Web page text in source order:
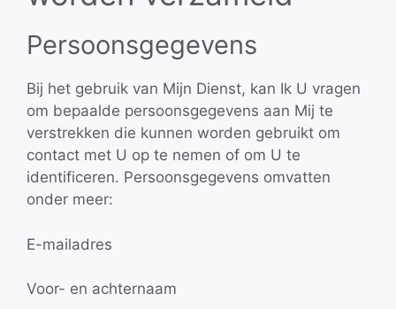
Persoonsgegevens
Bij het gebruik van Mijn Dienst, kan Ik U vragen
om bepaalde persoonsgegevens aan Mij te
verstrekken die kunnen worden gebruikt om
contact met U op te nemen of om U te
identificeren. Persoonsgegevens omvatten
onder meer:
E-mailadres
Voor- en achternaam